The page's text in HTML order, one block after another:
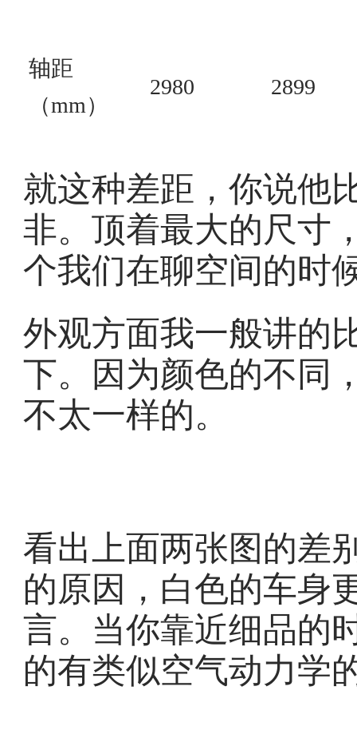
轴距
（mm）
2980 2899
就这种差距，你说他
非。顶着最大的尺寸
个我们在聊空间的时
外观方面我一般讲的
下。因为颜色的不同
不太一样的。
看出上面两张图的差
的原因，白色的车身
言。当你靠近细品的
的有类似空气动力学